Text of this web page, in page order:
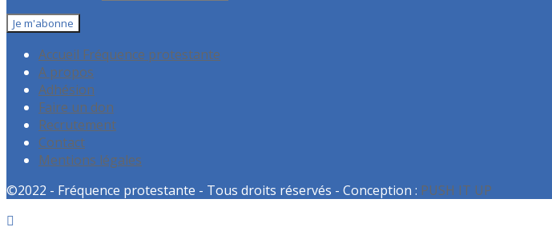
Accueil Fréquence protestante
A propos
Adhésion
Faire un don
Recrutement
Contact
Mentions légales
©2022 - Fréquence protestante - Tous droits réservés - Conception : PUSH IT UP